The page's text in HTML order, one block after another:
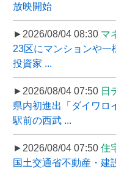
放映開始
►2026/08/04 08:30 マ
23区にマンションや一
投資家 ...
►2026/08/04 07:50 日
県内初進出「ダイワロ
駅前の西武 ...
►2026/08/04 07:50 住
国土交通省不動産・建